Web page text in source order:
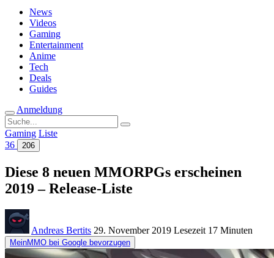
News
Videos
Gaming
Entertainment
Anime
Tech
Deals
Guides
Anmeldung
Suche
nach:
Gaming Liste
36
206
Diese 8 neuen MMORPGs erscheinen
2019 – Release-Liste
Andreas Bertits 29. November 2019 Lesezeit 17 Minuten
MeinMMO bei Google bevorzugen